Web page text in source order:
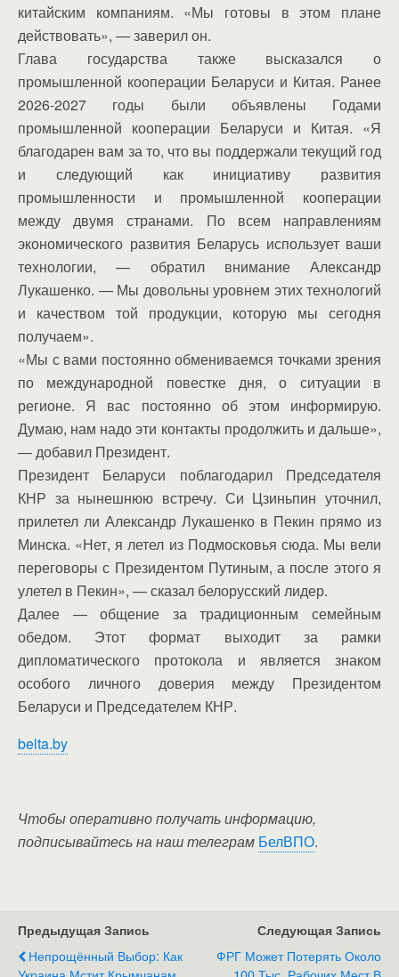
китайским компаниям. «Мы готовы в этом плане
действовать», — заверил он.
Глава государства также высказался о
промышленной кооперации Беларуси и Китая. Ранее
2026-2027 годы были объявлены Годами
промышленной кооперации Беларуси и Китая. «Я
благодарен вам за то, что вы поддержали текущий год
и следующий как инициативу развития
промышленности и промышленной кооперации
между двумя странами. По всем направлениям
экономического развития Беларусь использует ваши
технологии, — обратил внимание Александр
Лукашенко. — Мы довольны уровнем этих технологий
и качеством той продукции, которую мы сегодня
получаем».
«Мы с вами постоянно обмениваемся точками зрения
по международной повестке дня, о ситуации в
регионе. Я вас постоянно об этом информирую.
Думаю, нам надо эти контакты продолжить и дальше»,
— добавил Президент.
Президент Беларуси поблагодарил Председателя
КНР за нынешнюю встречу. Си Цзиньпин уточнил,
прилетел ли Александр Лукашенко в Пекин прямо из
Минска. «Нет, я летел из Подмосковья сюда. Мы вели
переговоры с Президентом Путиным, а после этого я
улетел в Пекин», — сказал белорусский лидер.
Далее — общение за традиционным семейным
обедом. Этот формат выходит за рамки
дипломатического протокола и является знаком
особого личного доверия между Президентом
Беларуси и Председателем КНР.
belta.by
Чтобы оперативно получать информацию,
подписывайтесь на наш телеграм БелВПО.
Предыдущая Запись
Непрощённый Выбор: Как
Следующая Запись
ФРГ Может Потерять Около